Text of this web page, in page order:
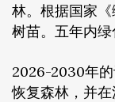
林。根据国家
树苗。五年内绿
2026-2030年的
恢复森林，并